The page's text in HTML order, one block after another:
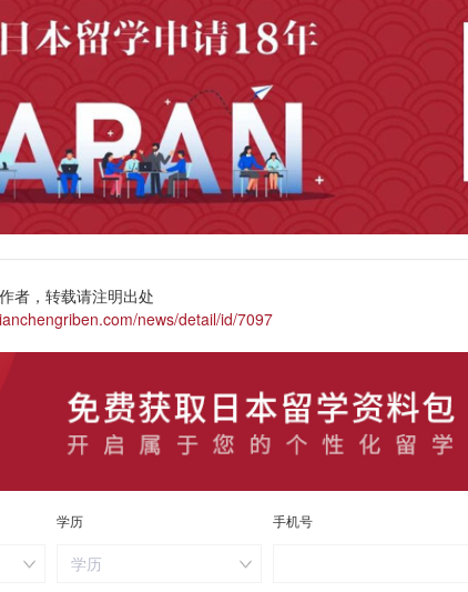
者，转载请注明出处
news/detail/id/7097
学历
学历
手机号